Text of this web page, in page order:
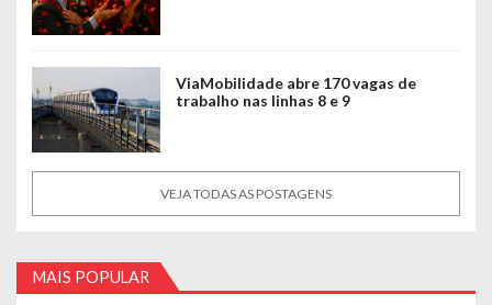
ViaMobilidade abre 170 vagas de
trabalho nas linhas 8 e 9
VEJA TODAS AS POSTAGENS
MAIS POPULAR